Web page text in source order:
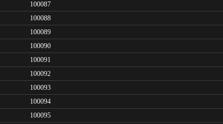
100087
100088
100089
100090
100091
100092
100093
100094
100095